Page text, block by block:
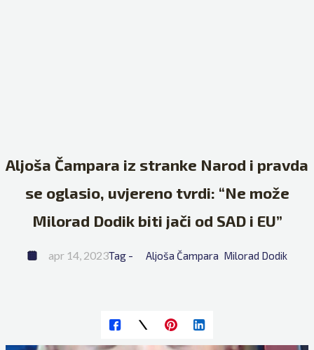
Aljoša Čampara iz stranke Narod i pravda
se oglasio, uvjereno tvrdi: “Ne može
Milorad Dodik biti jači od SAD i EU”
apr 14, 2023Tag - Aljoša Čampara Milorad Dodik